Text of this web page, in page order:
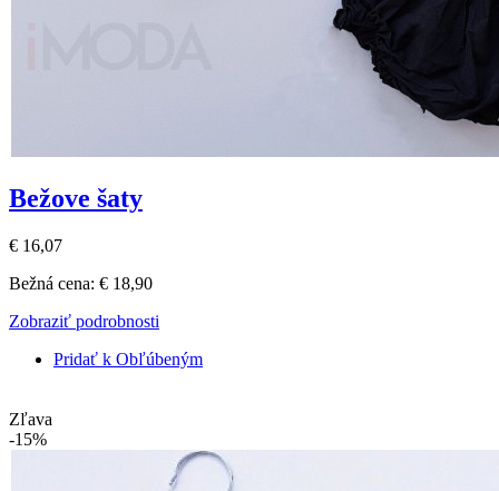
Bežove šaty
€ 16,07
Bežná cena: € 18,90
Zobraziť podrobnosti
Pridať k Obľúbeným
Zľava
-15%